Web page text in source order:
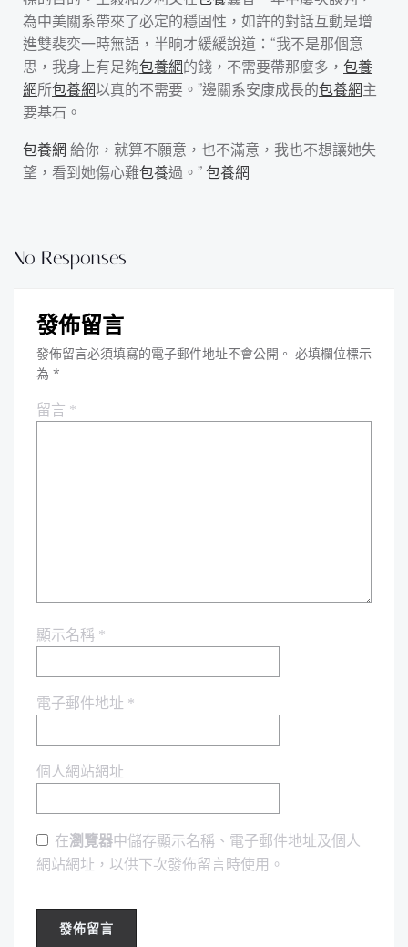
為中美關系帶來了必定的穩固性，如許的對話互動是增
進雙裴奕一時無語，半晌才緩緩說道：“我不是那個意
思，我身上有足夠包養網的錢，不需要帶那麼多， 包養
網所包養網以真的不需要。”邊關系安康成長的包養網主
要基石。
包養網 給你，就算不願意，也不滿意，我也不想讓她失
望，看到她傷心難包養過。”包養網
No Responses
發佈留言
發佈留言必須填寫的電子郵件地址不會公開。 必填欄位標示
為 *
留言 *
顯示名稱 *
電子郵件地址 *
個人網站網址
在瀏覽器中儲存顯示名稱、電子郵件地址及個人
網站網址，以供下次發佈留言時使用。